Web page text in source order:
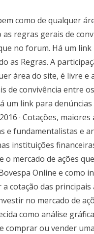
como de qualquer
regras gerais de
no forum. Há um link
as Regras. A
área do site, é livre e
de convivência entre
um link para
· Cotações, maiores
e fundamentalistas e
instituições
mercado de ações
Online e como
cotação das principais
no mercado de
como análise
ou vender